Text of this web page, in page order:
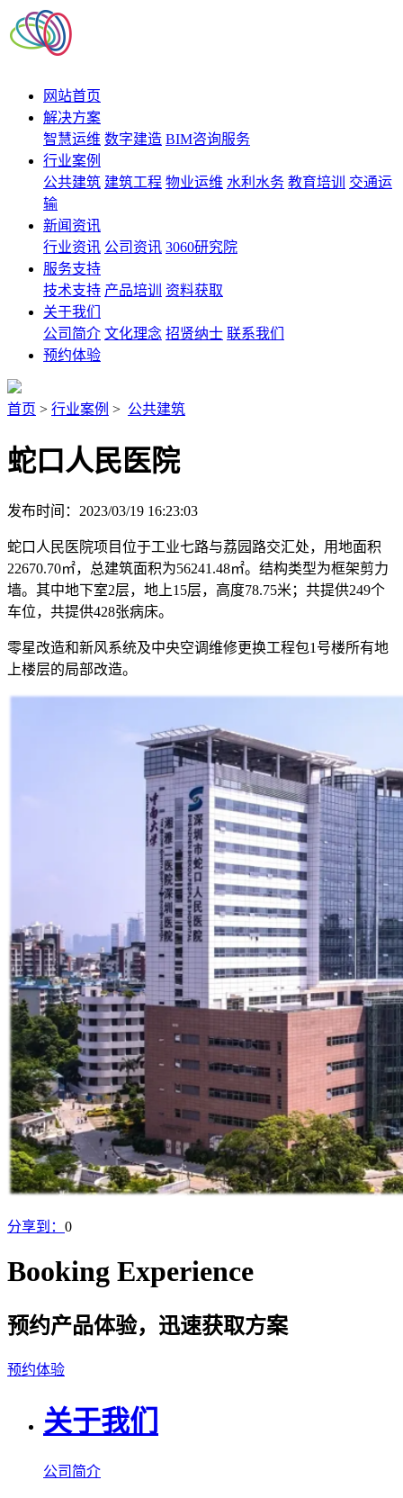
网站首页
解决方案
智慧运维 数字建造 BIM咨询服务
行业案例
公共建筑 建筑工程 物业运维 水利水务 教育培训
交通运
输
新闻资讯
行业资讯 公司资讯 3060研究院
服务支持
技术支持 产品培训
资料获取
关于我们
公司简介 文化理念 招贤纳士 联系我们
预约体验
首页 > 行业案例 > 公共建筑
蛇口人民医院
发布时间：2023/03/19 16:23:03
蛇口人民医院项目位于工业七路与荔园路交汇处，用地面积
22670.70㎡，总建筑面积为56241.48㎡。结构类型为框架剪力
墙。其中地下室2层，地上15层，高度78.75米；共提供249个
车位，共提供428张病床。
零星改造和新风系统及中央空调维修更换工程包1号楼所有地
上楼层的局部改造。
分享到： 0
Booking Experience
预约产品体验，迅速获取方案
预约体验
关于我们
公司简介